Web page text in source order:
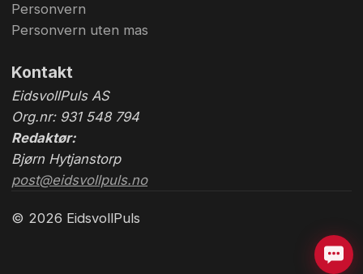
Personvern
Personvern uten mas
Kontakt
EidsvollPuls AS
Org.nr: 931 548 794
Redaktør:
Bjørn Hytjanstorp
post@eidsvollpuls.no
© 2026 EidsvollPuls